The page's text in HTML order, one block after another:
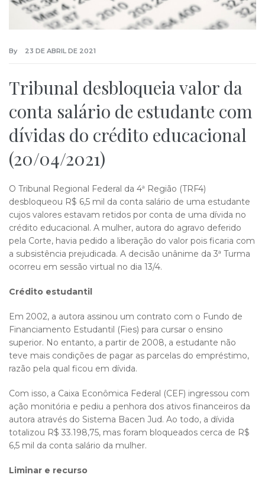
By 23 DE ABRIL DE 2021
Tribunal desbloqueia valor da
conta salário de estudante com
dívidas do crédito educacional
(20/04/2021)
O Tribunal Regional Federal da 4ª Região (TRF4)
desbloqueou R$ 6,5 mil da conta salário de uma estudante
cujos valores estavam retidos por conta de uma dívida no
crédito educacional. A mulher, autora do agravo deferido
pela Corte, havia pedido a liberação do valor pois ficaria com
a subsistência prejudicada. A decisão unânime da 3ª Turma
ocorreu em sessão virtual no dia 13/4.
Crédito estudantil
Em 2002, a autora assinou um contrato com o Fundo de
Financiamento Estudantil (Fies) para cursar o ensino
superior. No entanto, a partir de 2008, a estudante não
teve mais condições de pagar as parcelas do empréstimo,
razão pela qual ficou em dívida.
Com isso, a Caixa Econômica Federal (CEF) ingressou com
ação monitória e pediu a penhora dos ativos financeiros da
autora através do Sistema Bacen Jud. Ao todo, a dívida
totalizou R$ 33.198,75, mas foram bloqueados cerca de R$
6,5 mil da conta salário da mulher.
Liminar e recurso